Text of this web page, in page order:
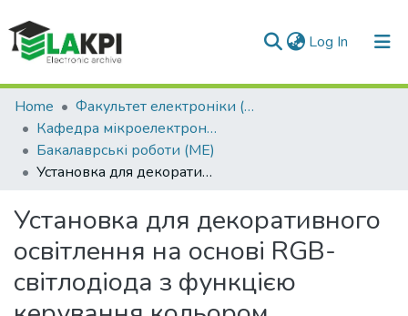
Log In (current)
Communities & Collections
All of DSpace
Statistics
Home
Факультет електроніки (ФЕЛ)
Кафедра мікроелектроніки (МЕ)
Бакалаврські роботи (МЕ)
Установка для декоративного освітлення на основі RGB-світлодіода з функцією керування кольором
Установка для декоративного
освітлення на основі RGB-
світлодіода з функцією